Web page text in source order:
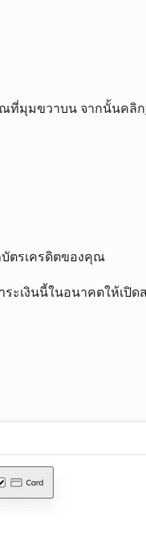
ที่มุมขวาบน จากนั้นคลิก
ตรเครดิตของคุณ
ะเงินนี้ในอนาคตให้เปิด